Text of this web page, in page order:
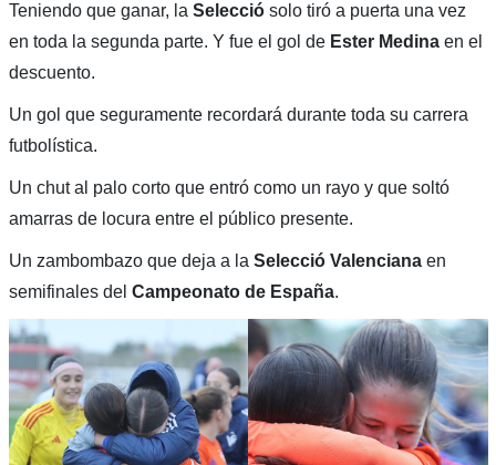
Teniendo que ganar, la Selecciósolo tiró a puerta una vez
en toda la segunda parte. Y fue el gol de Ester Medinaen el
descuento.
Un gol que seguramente recordará durante toda su carrera
futbolística.
Un chut al palo corto que entró como un rayo y que soltó
amarras de locura entre el público presente.
Un zambombazo que deja a la Selecció Valencianaen
semifinales del Campeonato de España.